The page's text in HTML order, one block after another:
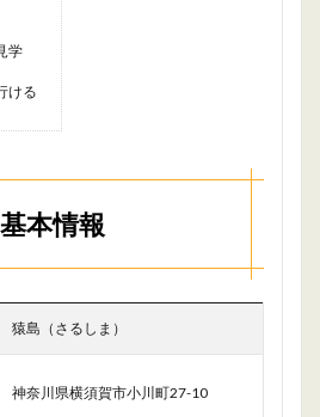
学
ける
基本情報
猿島（さるしま）
神奈川県横須賀市小川町27-10